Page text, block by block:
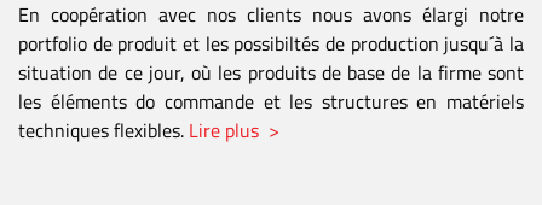
En coopération avec nos clients nous avons élargi notre
portfolio de produit et les possibiltés de production jusqu´à la
situation de ce jour, où les produits de base de la firme sont
les éléments do commande et les structures en matériels
techniques flexibles. Lire plus >